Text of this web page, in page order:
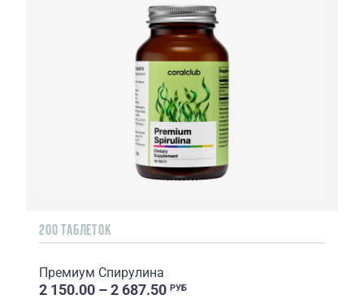
200 ТАБЛЕТОК
Премиум Спирулина
2 150.00 – 2 687.50 РУБ